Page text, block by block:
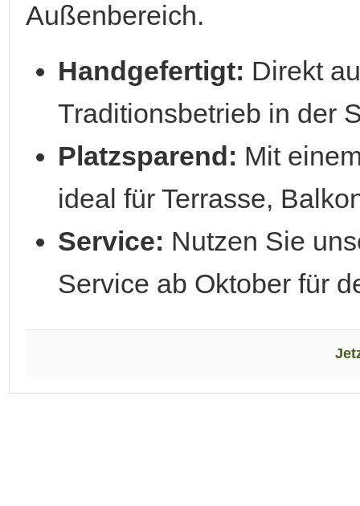
Außenbereich.
Handgefertigt: Direkt
Traditionsbetrieb in der
Platzsparend: Mit
ideal für Terrasse,
Service: Nutzen Sie
Service ab Oktober für